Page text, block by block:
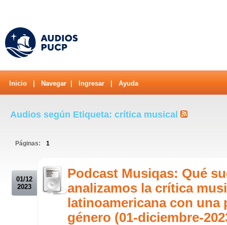
Inicio Navegar Ingresar Ayuda
Audios según Etiqueta: crítica musical
Páginas: 1
01/12
2023
Podcast Musiqas: Qué
analizamos la crítica
latinoamericana con una
género (01-diciembre-